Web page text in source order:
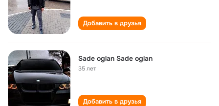
Добавить в друзья
Sade oglan Sade oglan
35 лет
Добавить в друзья